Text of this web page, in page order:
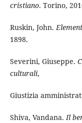
cristiano. Torino,
Ruskin, John.
1898.
Severini, Giuseppe.
culturali,
Giustizia
Shiva, Vandana.Il